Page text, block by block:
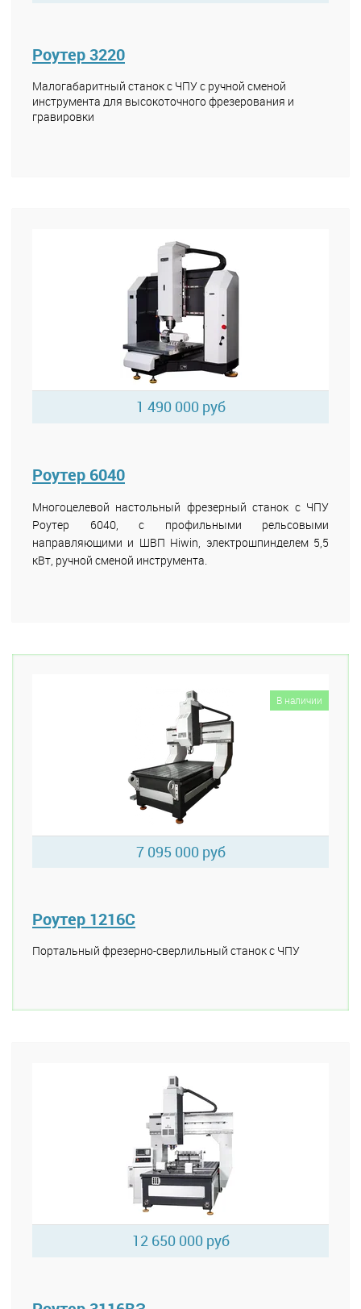
Роутер 3220
Малогабаритный станок с ЧПУ с ручной сменой
инструмента для высокоточного фрезерования и
гравировки
1 490 000 руб
Роутер 6040
Многоцелевой настольный фрезерный станок с ЧПУ
Роутер 6040, с профильными рельсовыми
направляющими и ШВП Hiwin, электрошпинделем 5,5
кВт, ручной сменой инструмента.
В наличии
7 095 000 руб
Роутер 1216C
Портальный фрезерно-сверлильный станок с ЧПУ
12 650 000 руб